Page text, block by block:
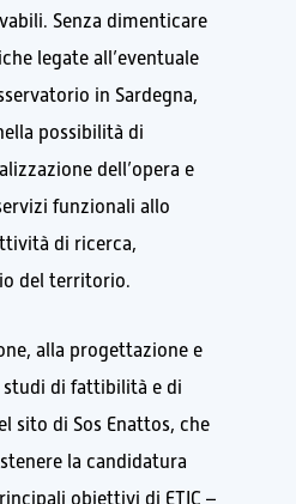
Senza dimenticare
legate all’eventuale
in Sardegna,
possibilità di
dell’opera e
funzionali allo
di ricerca,
del territorio.
alla progettazione e
studi di fattibilità e di
sito di Sos Enattos, che
la candidatura
obiettivi di ETIC –